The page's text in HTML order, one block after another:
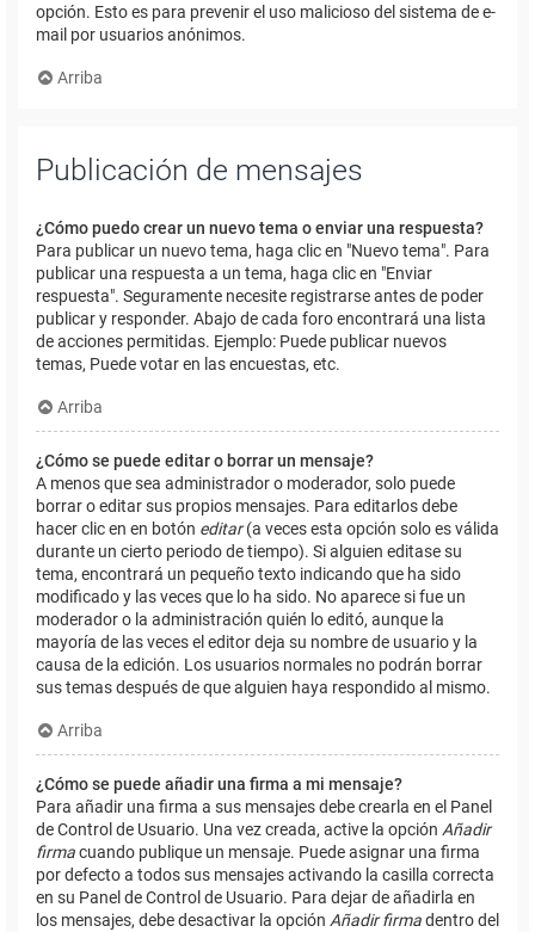
opción. Esto es para prevenir el uso malicioso del sistema de e-
mail por usuarios anónimos.
Arriba
Publicación de mensajes
¿Cómo puedo crear un nuevo tema o enviar una respuesta?
Para publicar un nuevo tema, haga clic en "Nuevo tema". Para
publicar una respuesta a un tema, haga clic en "Enviar
respuesta". Seguramente necesite registrarse antes de poder
publicar y responder. Abajo de cada foro encontrará una lista
de acciones permitidas. Ejemplo: Puede publicar nuevos
temas, Puede votar en las encuestas, etc.
Arriba
¿Cómo se puede editar o borrar un mensaje?
A menos que sea administrador o moderador, solo puede
borrar o editar sus propios mensajes. Para editarlos debe
hacer clic en en botón editar(a veces esta opción solo es válida
durante un cierto periodo de tiempo). Si alguien editase su
tema, encontrará un pequeño texto indicando que ha sido
modificado y las veces que lo ha sido. No aparece si fue un
moderador o la administración quién lo editó, aunque la
mayoría de las veces el editor deja su nombre de usuario y la
causa de la edición. Los usuarios normales no podrán borrar
sus temas después de que alguien haya respondido al mismo.
Arriba
¿Cómo se puede añadir una firma a mi mensaje?
Para añadir una firma a sus mensajes debe crearla en el Panel
de Control de Usuario. Una vez creada, active la opción Añadir
firmacuando publique un mensaje. Puede asignar una firma
por defecto a todos sus mensajes activando la casilla correcta
en su Panel de Control de Usuario. Para dejar de añadirla en
los mensajes, debe desactivar la opción Añadir firmadentro del